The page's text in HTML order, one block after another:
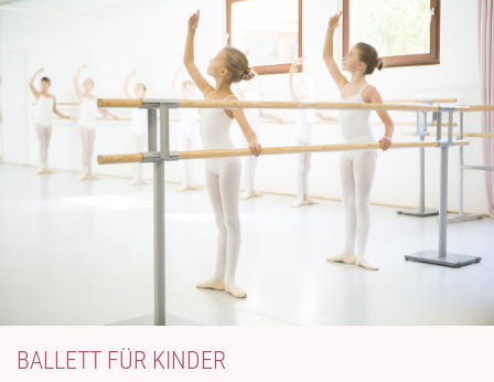
BALLETT FÜR KINDER